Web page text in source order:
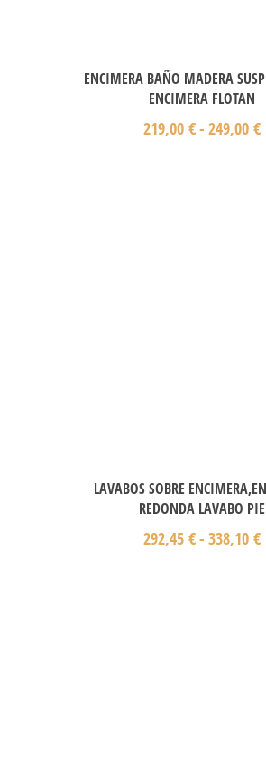
ENCIMERA BAÑO MADERA
ENCIMERA FLOTAN
219,00 €- 249,00 €
LAVABOS SOBRE
REDONDA LAVABO PIE
292,45 €- 338,10 €